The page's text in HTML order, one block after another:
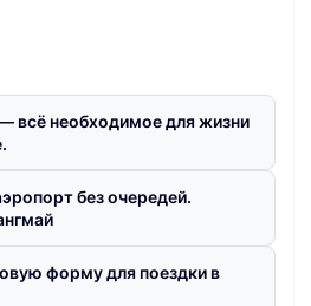
всё необходимое для жизни
без очередей.
форму для поездки в